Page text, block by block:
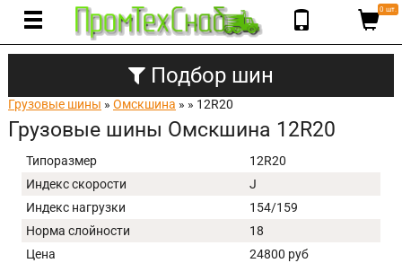
0 шт.
Подбор шин
Грузовые шины » Омскшина » » 12R20
Грузовые шины Омскшина 12R20
Типоразмер
12R20
Индекс скорости
J
Индекс нагрузки
154/159
Норма слойности
18
Цена
24800 руб